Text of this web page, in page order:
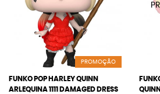
PROMOÇÃO
FUNKO POP HARLEY QUINN
ARLEQUINA 1111 DAMAGED DRESS